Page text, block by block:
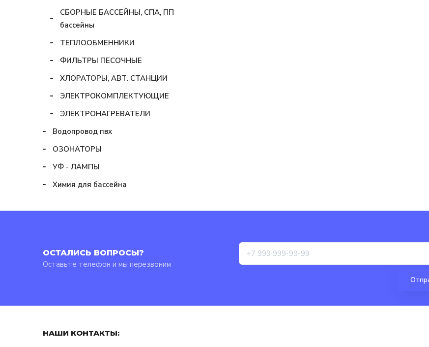
СБОРНЫЕ БАССЕЙНЫ, СПА, ПП
бассейны
ТЕПЛООБМЕННИКИ
ФИЛЬТРЫ ПЕСОЧНЫЕ
ХЛОРАТОРЫ, АВТ. СТАНЦИИ
ЭЛЕКТРОКОМПЛЕКТУЮЩИЕ
ЭЛЕКТРОНАГРЕВАТЕЛИ
Водопровод пвх
ОЗОНАТОРЫ
УФ - ЛАМПЫ
Химия для бассейна
ОСТАЛИСЬ ВОПРОСЫ?
Оставьте телефон и мы перезвоним
НАШИ КОНТАКТЫ: